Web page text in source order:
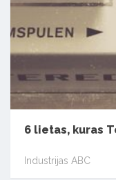
6 lietas, kuras
Industrijas ABC